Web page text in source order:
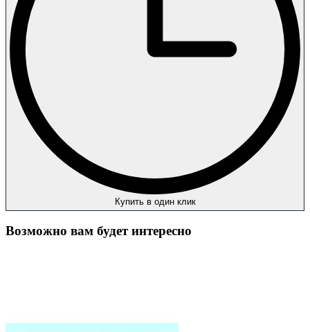
Купить в один клик
Возможно вам будет интересно